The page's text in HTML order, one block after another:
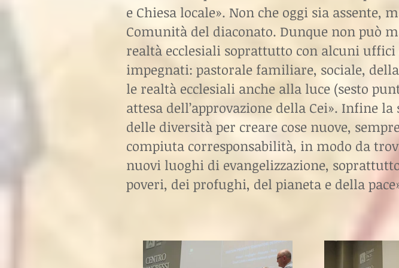
e Chiesa locale». Non che oggi sia
Comunità del diaconato. Dunque non può
realtà ecclesiali soprattutto con alcuni
impegnati: pastorale familiare, sociale,
le realtà ecclesiali anche alla luce (sesto
attesa dell’approvazione della Cei». Infine
delle diversità per creare cose nuove,
compiuta corresponsabilità, in modo da
nuovi luoghi di evangelizzazione,
poveri, dei profughi, del pianeta e della